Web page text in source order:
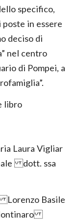
specifico,
in essere
deciso di
nel centro
di Pompei, a
libro
Laura Vigliar
dott. ssa
Basile